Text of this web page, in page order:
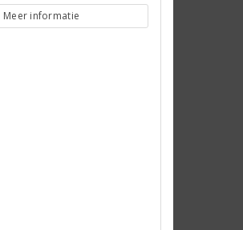
Meer informatie